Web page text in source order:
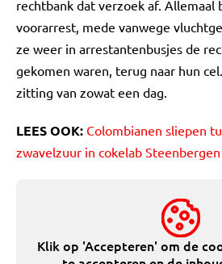
rechtbank dat verzoek af. Allemaal
voorarrest, mede vanwege
ze weer in arrestantenbusjes de
gekomen waren, terug naar hun
zitting van zowat een dag.
LEES OOK: Colombianen sliepen
zwavelzuur in cokelab Steenbergen
Klik op 'Accepteren' om de